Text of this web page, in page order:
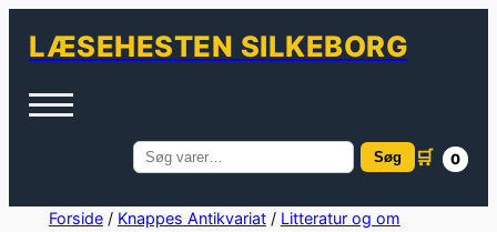
LÆSEHESTEN SILKEBORG
Søg
Søg 🛒 0
SpringForside/ Knappes Antikvariat/ Litteratur og om